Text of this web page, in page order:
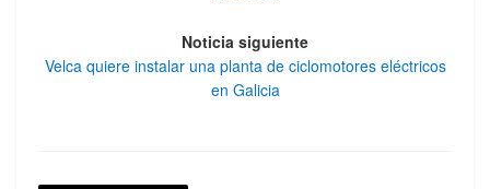
Noticia siguiente
Velca quiere instalar una planta de ciclomotores eléctricos
en Galicia